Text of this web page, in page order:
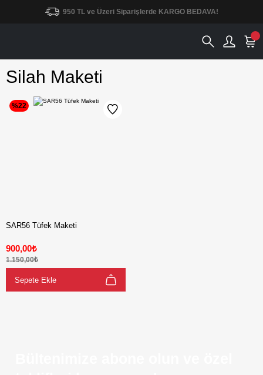
950 TL ve Üzeri Siparişlerde KARGO BEDAVA!
Silah Maketi
%22
SAR56 Tüfek Maketi
900,00₺
1.150,00₺
Sepete Ekle